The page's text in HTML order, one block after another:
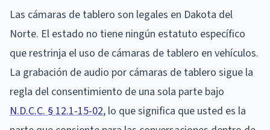
Las cámaras de tablero son legales en Dakota del
Norte. El estado no tiene ningún estatuto específico
que restrinja el uso de cámaras de tablero en vehículos.
La grabación de audio por cámaras de tablero sigue la
regla del consentimiento de una sola parte bajo
N.D.C.C. § 12.1-15-02, lo que significa que usted es la